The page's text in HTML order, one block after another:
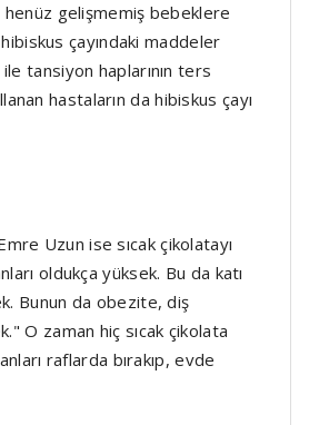
henüz gelişmemiş bebeklere
çayındaki maddeler
tansiyon haplarının ters
hastaların da hibiskus çayı
Uzun ise sıcak çikolatayı
oldukça yüksek. Bu da katı
Bunun da obezite, diş
O zaman hiç sıcak çikolata
raflarda bırakıp, evde